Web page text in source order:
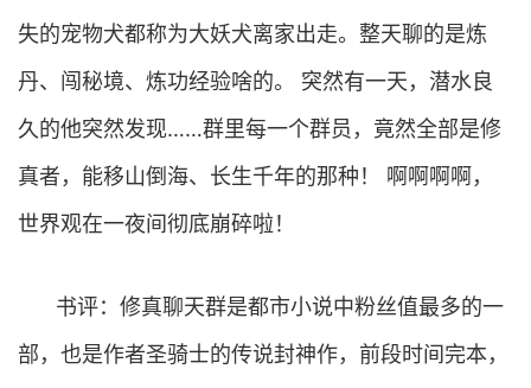
失的宠物犬都称为大妖犬离家出走。整天聊的是炼
丹、闯秘境、炼功经验啥的。 突然有一天，潜水良
久的他突然发现……群里每一个群员，竟然全部是修
真者，能移山倒海、长生千年的那种！ 啊啊啊啊，
世界观在一夜间彻底崩碎啦！
书评：修真聊天群是都市小说中粉丝值最多的一
部，也是作者圣骑士的传说封神作，前段时间完本，